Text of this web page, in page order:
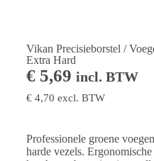
Vikan Precisieborstel /
Extra Hard
€5,69 incl. BTW
€4,70 excl. BTW
Professionele groene
harde vezels.